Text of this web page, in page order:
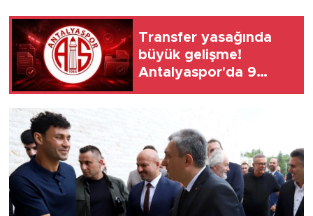
Transfer yasağında
büyük gelişme!
Antalyaspor'da 9